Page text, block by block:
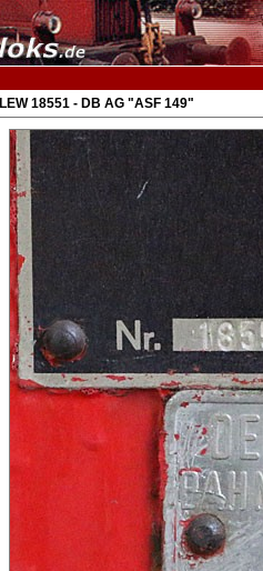
LEW 18551 - DB AG "ASF 149"